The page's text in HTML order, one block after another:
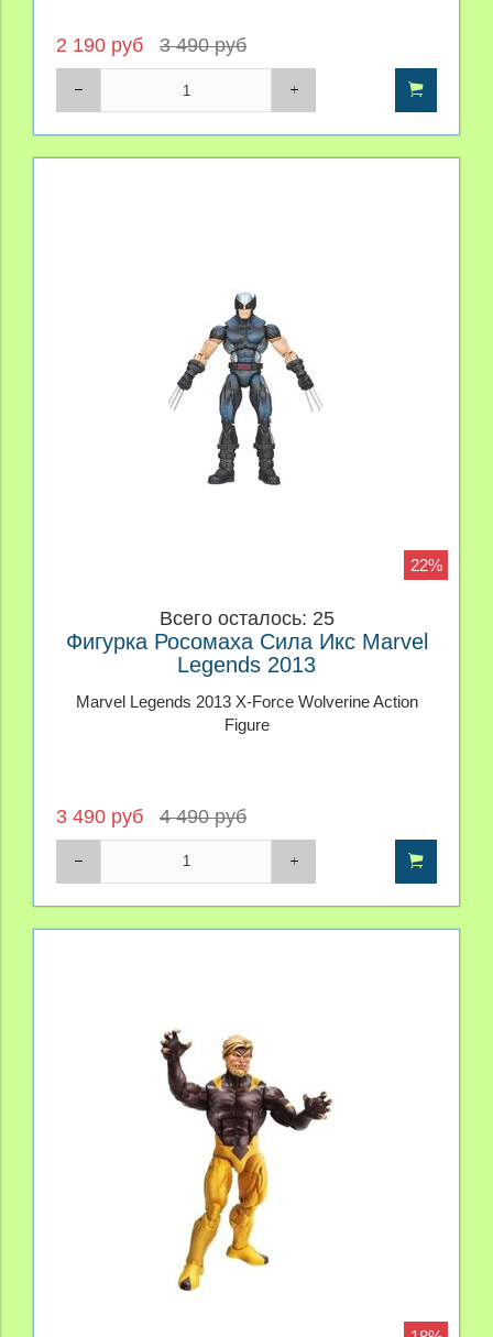
2 190 руб 3 490 руб
22%
Всего осталось: 25
Фигурка Росомаха Сила Икс Marvel
Legends 2013
Marvel Legends 2013 X-Force Wolverine Action
Figure
3 490 руб 4 490 руб